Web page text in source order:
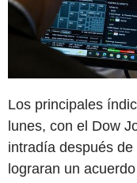
Los principales
lunes, con el Dow
intradía después
lograran un